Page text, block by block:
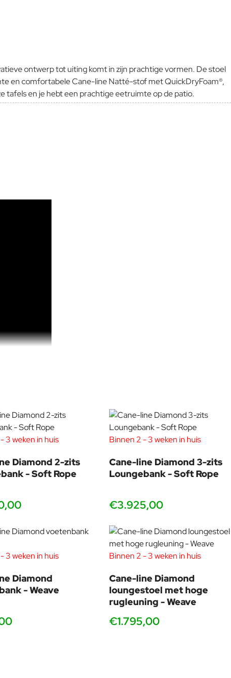
ontwerp tot uiting komt in zijn prachtige vormen. De stoel
en comfortabele Cane-line Natté-stof met QuickDryFoam®,
tafels en je hebt een prachtige eetruimte op de patio.
goal is to create long-lasting value, and to stimulate a
and believe that knowledge and innovation are fundamental.
3 weken in huis
Diamond 2-zits
- Soft Rope
Binnen 2 - 3 weken in huis
Cane-line Diamond 3-zits
Loungebank - Soft Rope
€3.925,00
3 weken in huis
Diamond
- Weave
Binnen 2 - 3 weken in huis
Cane-line Diamond
loungestoel met hoge
rugleuning - Weave
€1.795,00